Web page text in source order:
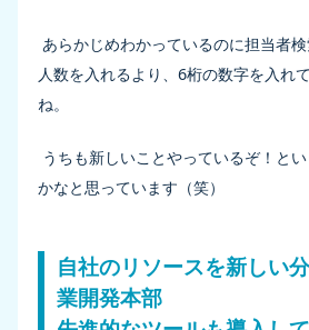
あらかじめわかっているのに担当者
人数を入れるより、6桁の数字を入れ
ね。
うちも新しいことやっているぞ！と
かなと思っています（笑）
自社のリソースを新しい
業開発本部